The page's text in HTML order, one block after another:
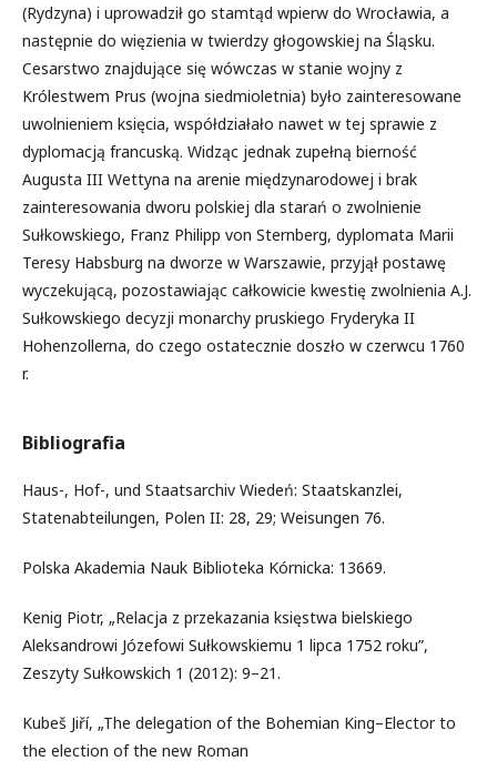
(Rydzyna) i uprowadził go stamtąd wpierw do Wrocławia, a
następnie do więzienia w twierdzy głogowskiej na Śląsku.
Cesarstwo znajdujące się wówczas w stanie wojny z
Królestwem Prus (wojna siedmioletnia) było zainteresowane
uwolnieniem księcia, współdziałało nawet w tej sprawie z
dyplomacją francuską. Widząc jednak zupełną bierność
Augusta III Wettyna na arenie międzynarodowej i brak
zainteresowania dworu polskiej dla starań o zwolnienie
Sułkowskiego, Franz Philipp von Sternberg, dyplomata Marii
Teresy Habsburg na dworze w Warszawie, przyjął postawę
wyczekującą, pozostawiając całkowicie kwestię zwolnienia A.J.
Sułkowskiego decyzji monarchy pruskiego Fryderyka II
Hohenzollerna, do czego ostatecznie doszło w czerwcu 1760
r.
Bibliografia
Haus-, Hof-, und Staatsarchiv Wiedeń: Staatskanzlei,
Statenabteilungen, Polen II: 28, 29; Weisungen 76.
Polska Akademia Nauk Biblioteka Kórnicka: 13669.
Kenig Piotr, „Relacja z przekazania księstwa bielskiego
Aleksandrowi Józefowi Sułkowskiemu 1 lipca 1752 roku”,
Zeszyty Sułkowskich 1 (2012): 9–21.
Kubeš Jiří, „The delegation of the Bohemian King–Elector to
the election of the new Roman